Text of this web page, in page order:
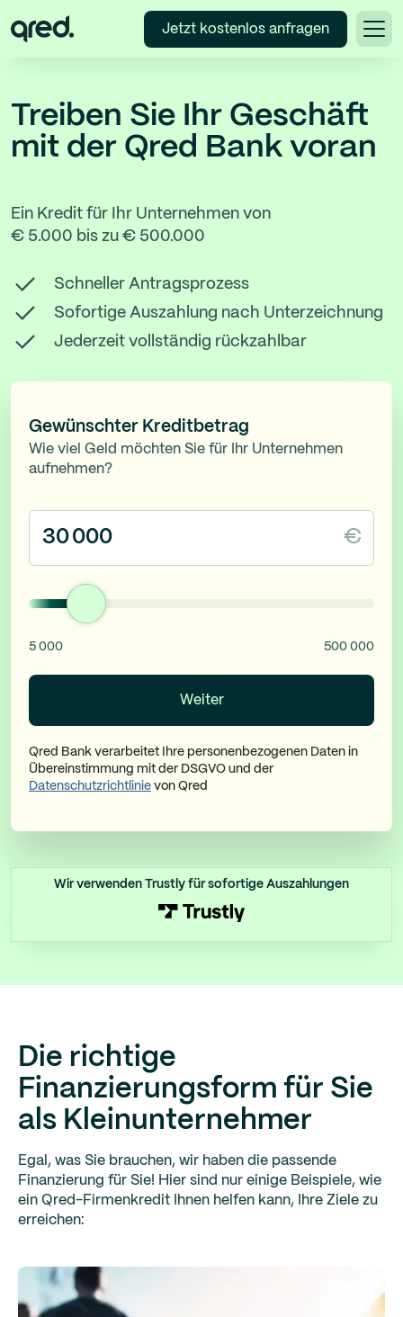
Jetzt kostenlos anfragen
Treiben Sie Ihr Geschäft
mit der Qred Bank voran
Ein Kredit für Ihr Unternehmen von
€ 5.000 bis zu € 500.000
Schneller Antragsprozess
Sofortige Auszahlung nach Unterzeichnung
Jederzeit vollständig rückzahlbar
Gewünschter Kreditbetrag
Wie viel Geld möchten Sie für Ihr Unternehmen
aufnehmen?
€
5 000 500 000
Qred Bank verarbeitet Ihre personenbezogenen Daten in
Übereinstimmung mit der DSGVO und der
Datenschutzrichtlinie von Qred
Wir verwenden Trustly für sofortige Auszahlungen
Die richtige
Finanzierungsform für Sie
als Kleinunternehmer
Egal, was Sie brauchen, wir haben die passende
Finanzierung für Sie! Hier sind nur einige Beispiele, wie
ein Qred-Firmenkredit Ihnen helfen kann, Ihre Ziele zu
erreichen: